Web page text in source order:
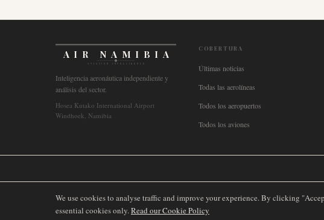
AIR NAMIBIA
AVIATION INTELLIGENCE
Inteligencia aeronáutica independiente y
análisis del sector.
Hosea Kutako International Airport
Windhoek, Namibia
COBERTURA
Últimas noticias
Todas las aerolíneas
Todos los aeropuertos
Todos los aviones
©2026AIRNAMIBIA MEDIA.TODOS LOS DERECHOS RESERVADOS.
We use cookies to analyse traffic and improve your experience. By clicking
essential cookies only.Read our Cookie Policy